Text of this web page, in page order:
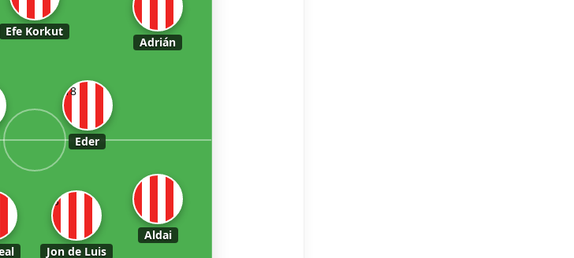
3
Jon de Luis
Aldai
18
Eder
Efe Korkut
Adrián